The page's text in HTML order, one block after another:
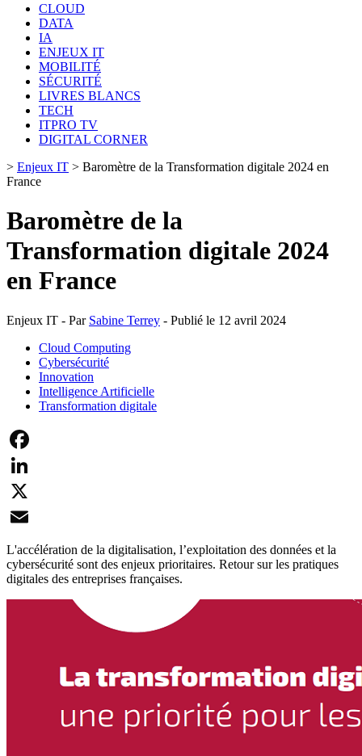
CLOUD
DATA
IA
ENJEUX IT
MOBILITÉ
SÉCURITÉ
LIVRES BLANCS
TECH
ITPRO TV
DIGITAL CORNER
> Enjeux IT > Baromètre de la Transformation digitale 2024 en
France
Baromètre de la
Transformation digitale 2024
en France
Enjeux IT - Par Sabine Terrey - Publié le 12 avril 2024
Cloud Computing
Cybersécurité
Innovation
Intelligence Artificielle
Transformation digitale
Facebook
LinkedIn
X
Email
L'accélération de la digitalisation, l’exploitation des données et la
cybersécurité sont des enjeux prioritaires. Retour sur les pratiques
digitales des entreprises françaises.